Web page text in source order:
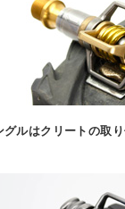
グルはクリートの取